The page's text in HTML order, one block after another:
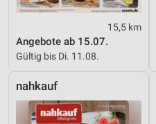
15,5 km
Angebote ab 15.07.
Gültig bis Di. 11.08.
nahkauf